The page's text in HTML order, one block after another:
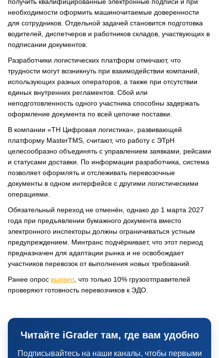
необходимости оформить машиночитаемые доверенности
для сотрудников. Отдельной задачей становится подготовка
водителей, диспетчеров и работников складов, участвующих в
подписании документов.
Разработчики логистических платформ отмечают, что
трудности могут возникнуть при взаимодействии компаний,
использующих разных операторов, а также при отсутствии
единых внутренних регламентов. Сбой или
неподготовленность одного участника способны задержать
оформление документа по всей цепочке поставки.
В компании «ТН Цифровая логистика», развивающей
платформу MasterTMS, считают, что работу с ЭТрН
целесообразно объединять с управлением заявками, рейсами
и статусами доставки. По информации разработчика, система
позволяет оформлять и отслеживать перевозочные
документы в одном интерфейсе с другими логистическими
операциями.
Обязательный переход не отменён, однако до 1 марта 2027
года при предъявлении бумажного документа вместо
электронного инспекторы должны ограничиваться устным
предупреждением. Минтранс подчёркивает, что этот период
предназначен для адаптации рынка и не освобождает
участников перевозок от выполнения новых требований.
Ранее опрос выявил , что только 10% грузоотправителей
проверяют готовность перевозчиков к ЭДО.
Читайте iGrader там, где вам удобно
Подписывайтесь на наши каналы, чтобы первыми